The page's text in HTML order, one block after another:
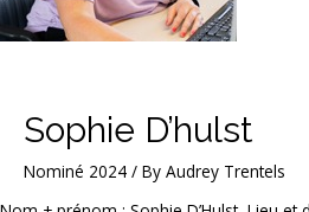
Sophie D’hulst
Nominé 2024 / By Audrey Trentels